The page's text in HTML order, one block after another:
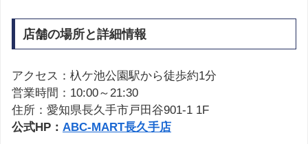
店舗の場所と詳細情報
アクセス：杁ケ池公園駅から徒歩約1分
営業時間：10:00～21:30
住所：愛知県長久手市戸田谷901-1 1F
公式HP： ABC-MART長久手店